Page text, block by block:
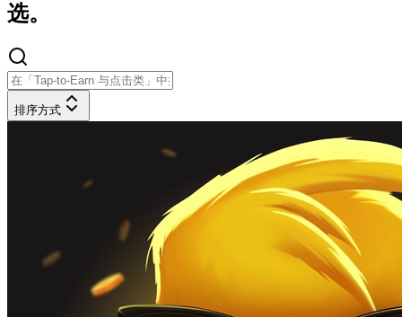
选。
排序方式